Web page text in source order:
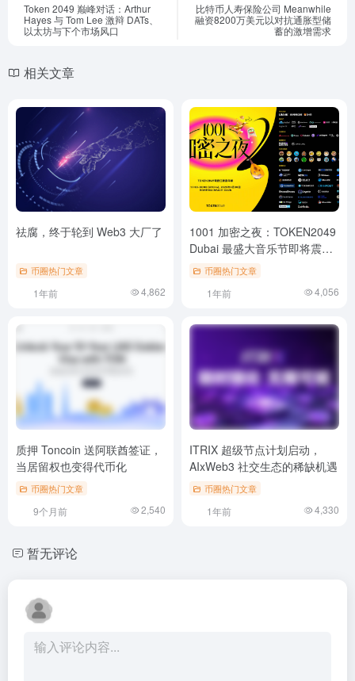
Token 2049 巅峰对话：Arthur
Hayes 与 Tom Lee 激辩 DATs、
以太坊与下个市场风口
比特币人寿保险公司 Meanwhile
融资8200万美元以对抗通胀型储
蓄的激增需求
相关文章
祛腐，终于轮到 Web3 大厂了
币圈热门文章
1年前 4,862
1001 加密之夜：TOKEN2049
Dubai 最盛大音乐节即将震撼
开幕币圈热门文章
1年前 4,056
质押 Toncoin 送阿联酋签证，
当居留权也变得代币化
币圈热门文章
9个月前 2,540
ITRIX 超级节点计划启动，
AIxWeb3 社交生态的稀缺机遇
币圈热门文章
1年前 4,330
暂无评论